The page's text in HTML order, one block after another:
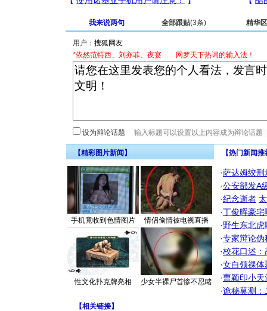
我来说两句 全部跟贴(3条) 精华区
用户：
*依然范特西、刘亦菲、夜宴……网罗天下热词的输入法！
设为辩论话题
【精彩图片新闻】
手机竟收到色情图片 情侣偷情被电视直播
性文化扑克牌亮相 少女半裸尸首惨不忍睹
【热门新闻
·萨达姆绞刑
·公安部发A
·纪念逝者
·丁俊晖豪
·野生东北
·专家辩论伪
·校花口述：
·女白领祼体
·曹颖印小天
·诡秘莫测：
【相关链接】